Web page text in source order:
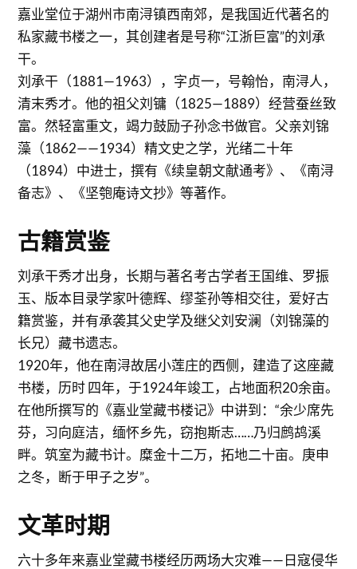
嘉业堂位于湖州市南浔镇西南郊，是我国近代著名的
私家藏书楼之一，其创建者是号称“江浙巨富”的刘承
干。
刘承干（1881—1963），字贞一，号翰怡，南浔人，
清末秀才。他的祖父刘镛（1825—1889）经营蚕丝致
富。然轻富重文，竭力鼓励子孙念书做官。父亲刘锦
藻（1862——1934）精文史之学，光绪二十年
（1894）中进士，撰有《续皇朝文献通考》、《南浔
备志》、《坚匏庵诗文抄》等著作。
古籍赏鉴
刘承干秀才出身，长期与著名考古学者王国维、罗振
玉、版本目录学家叶德辉、缪荃孙等相交往，爱好古
籍赏鉴，并有承袭其父史学及继父刘安澜（刘锦藻的
长兄）藏书遗志。
1920年，他在南浔故居小莲庄的西侧，建造了这座藏
书楼，历时 四年，于1924年竣工，占地面积20余亩。
在他所撰写的《嘉业堂藏书楼记》中讲到：“余少席先
芬，习向庭洁，缅怀乡先，窃抱斯志……乃归鹧鸪溪
畔。筑室为藏书计。糜金十二万，拓地二十亩。庚申
之冬，断于甲子之岁”。
文革时期
六十多年来嘉业堂藏书楼经历两场大灾难——日寇侵华